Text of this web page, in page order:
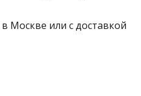
Москве или с доставкой